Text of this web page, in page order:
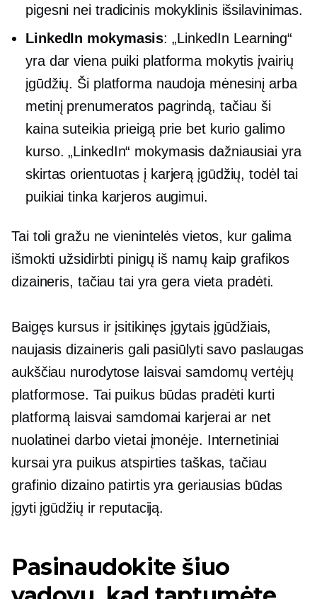
pigesni nei tradicinis mokyklinis išsilavinimas.
LinkedIn mokymasis: „LinkedIn Learning“
yra dar viena puiki platforma mokytis įvairių
įgūdžių. Ši platforma naudoja mėnesinį arba
metinį prenumeratos pagrindą, tačiau ši
kaina suteikia prieigą prie bet kurio galimo
kurso. „LinkedIn“ mokymasis dažniausiai yra
skirtasorientuotas į karjerą įgūdžių, todėl tai
puikiai tinka karjeros augimui.
Tai toli gražu ne vienintelės vietos, kur galima
išmokti užsidirbti pinigų iš namų kaip grafikos
dizaineris, tačiau tai yra gera vieta pradėti.
Baigęs kursus ir įsitikinęs įgytais įgūdžiais,
naujasis dizaineris gali pasiūlyti savo paslaugas
aukščiau nurodytose laisvai samdomų vertėjų
platformose. Tai puikus būdas pradėti kurti
platformą laisvai samdomai karjerai ar net
nuolatinei darbo vietai įmonėje. Internetiniai
kursai yra puikus atspirties taškas, tačiau
grafinio dizaino patirtis yra geriausias būdas
įgyti įgūdžių ir reputaciją.
Pasinaudokite šiuo